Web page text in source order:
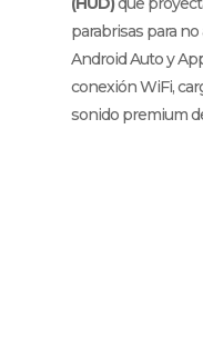
parabrisas para
Android Auto y
conexión WiFi,
sonido premium